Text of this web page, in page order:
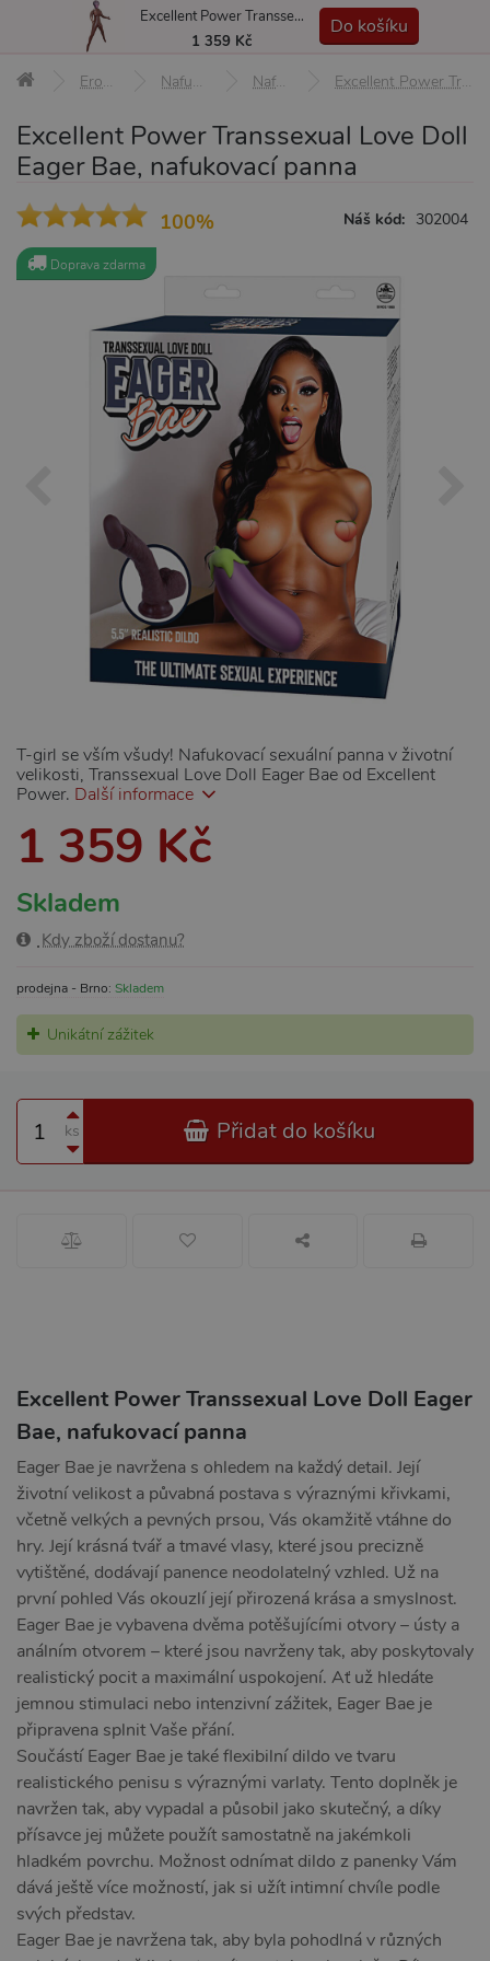
MENU
Erotické pomůcky Nafukovací a real panny Nafukovací panáci Excellent Power Transsexual Love Doll Eager Bae, nafukovací panna
Excellent Power Transsexual Love Doll
Eager Bae, nafukovací panna
100% Náš kód: 302004
Doprava zdarma
T-girl se vším všudy! Nafukovací sexuální panna v životní
velikosti, Transsexual Love Doll Eager Bae od Excellent
Power. Další informace
1 359 Kč
Skladem
Kdy zboží dostanu?
prodejna - Brno: Skladem
Unikátní zážitek
ks Přidat do košíku
Excellent Power Transsexual Love Doll Eager Bae, nafukovací panna
1 359 Kč
Do košíku
Excellent Power Transsexual Love Doll Eager
Bae, nafukovací panna
Eager Bae je navržena s ohledem na každý detail. Její
životní velikost a půvabná postava s výraznými křivkami,
včetně velkých a pevných prsou, Vás okamžitě vtáhne do
hry. Její krásná tvář a tmavé vlasy, které jsou precizně
vytištěné, dodávají panence neodolatelný vzhled. Už na
první pohled Vás okouzlí její přirozená krása a smyslnost.
Eager Bae je vybavena dvěma potěšujícími otvory – ústy a
análním otvorem – které jsou navrženy tak, aby poskytovaly
realistický pocit a maximální uspokojení. Ať už hledáte
jemnou stimulaci nebo intenzivní zážitek, Eager Bae je
připravena splnit Vaše přání.
Součástí Eager Bae je také flexibilní dildo ve tvaru
realistického penisu s výraznými varlaty. Tento doplněk je
navržen tak, aby vypadal a působil jako skutečný, a díky
přísavce jej můžete použít samostatně na jakémkoli
hladkém povrchu. Možnost odnímat dildo z panenky Vám
dává ještě více možností, jak si užít intimní chvíle podle
svých představ.
Eager Bae je navržena tak, aby byla pohodlná v různých